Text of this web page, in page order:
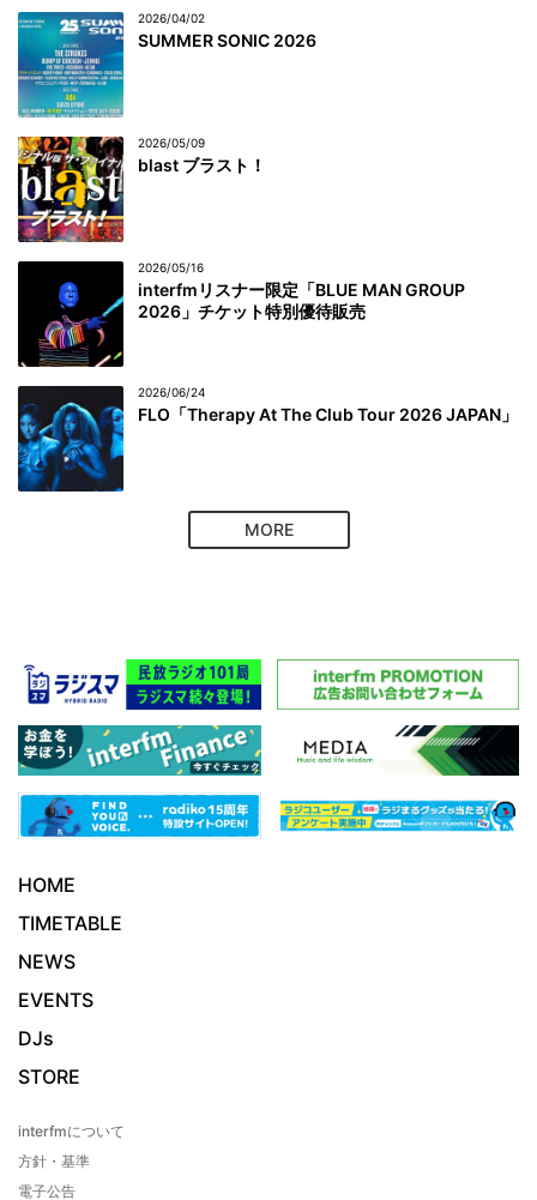
2026/04/02
SUMMER SONIC 2026
2026/05/09
blast ブラスト！
2026/05/16
interfmリスナー限定「BLUE MAN GROUP
2026」チケット特別優待販売
2026/06/24
FLO「Therapy At The Club Tour 2026 JAPAN」
MORE
HOME
TIMETABLE
NEWS
EVENTS
DJs
STORE
interfmについて
方針・基準
電子公告